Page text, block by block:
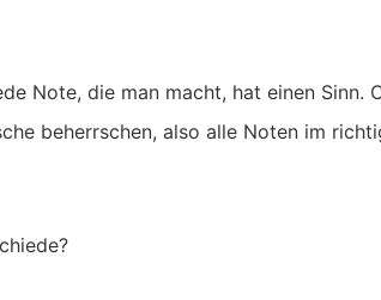
Note, die man macht, hat einen Sinn.
beherrschen, also alle Noten im